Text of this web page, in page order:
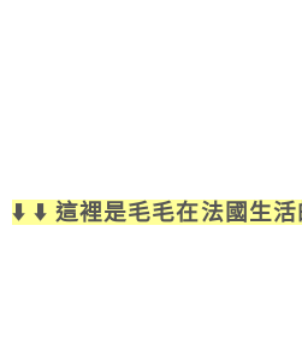
⬇️ ⬇️ 這裡是毛毛在法國生